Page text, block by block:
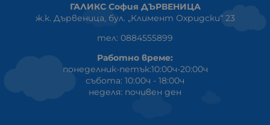
ГАЛИКС София ДЪРВЕНИЦА
ж.к. Дървеница, бул. „Климент Охридски“ 23
тел: 0884555899
Работно време:
понеделник-петък:10:00ч-20:00ч
събота: 10:00ч - 18:00ч
неделя: почивен ден